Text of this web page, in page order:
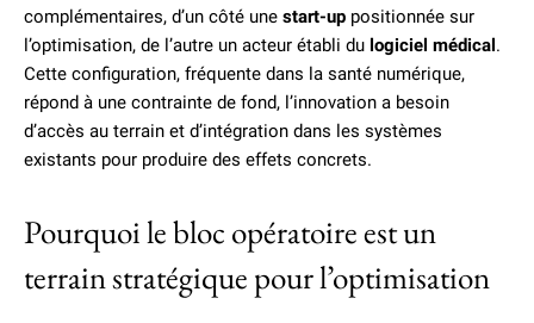
complémentaires, d’un côté une start-up positionnée sur
l’optimisation, de l’autre un acteur établi du logiciel médical.
Cette configuration, fréquente dans la santé numérique,
répond à une contrainte de fond, l’innovation a besoin
d’accès au terrain et d’intégration dans les systèmes
existants pour produire des effets concrets.
Pourquoi le bloc opératoire est un
terrain stratégique pour l’optimisation